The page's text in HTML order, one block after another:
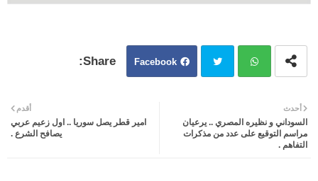
Facebook
ter atsa
أحدث
السوداني و نظيره المصري .. يرعيان
مراسم التوقيع على عدد من مذكرات
التفاهم .
أقدم
امير قطر يصل سوريا .. اول زعيم عربي
يصافح الشرع .